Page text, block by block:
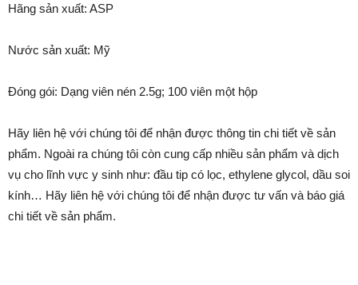
Hãng sản xuất: ASP
Nước sản xuất: Mỹ
Đóng gói: Dạng viên nén 2.5g; 100 viên một hộp
Hãy liên hệ với chúng tôi để nhận được thông tin chi tiết về sản
phẩm. Ngoài ra chúng tôi còn cung cấp nhiều sản phẩm và dịch
vụ cho lĩnh vực y sinh như: đầu tip có lọc, ethylene glycol, dầu soi
kính… Hãy liên hệ với chúng tôi để nhận được tư vấn và báo giá
chi tiết về sản phẩm.